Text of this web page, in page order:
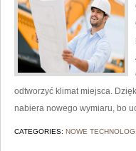
odtworzyć klimat miejsca.
nabiera nowego wymiaru, bo
CATEGORIES: NOWE